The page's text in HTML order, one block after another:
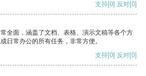
支持[0] 反对[0]
全面，涵盖了文档、表格、演示文稿等各个方
日常办公的所有任务，非常方便。
支持[0] 反对[0]